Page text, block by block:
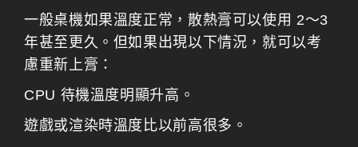
一般桌機如果溫度正常，散熱膏可以使用 2～3
年甚至更久。但如果出現以下情況，就可以考
慮重新上膏：
CPU 待機溫度明顯升高。
遊戲或渲染時溫度比以前高很多。